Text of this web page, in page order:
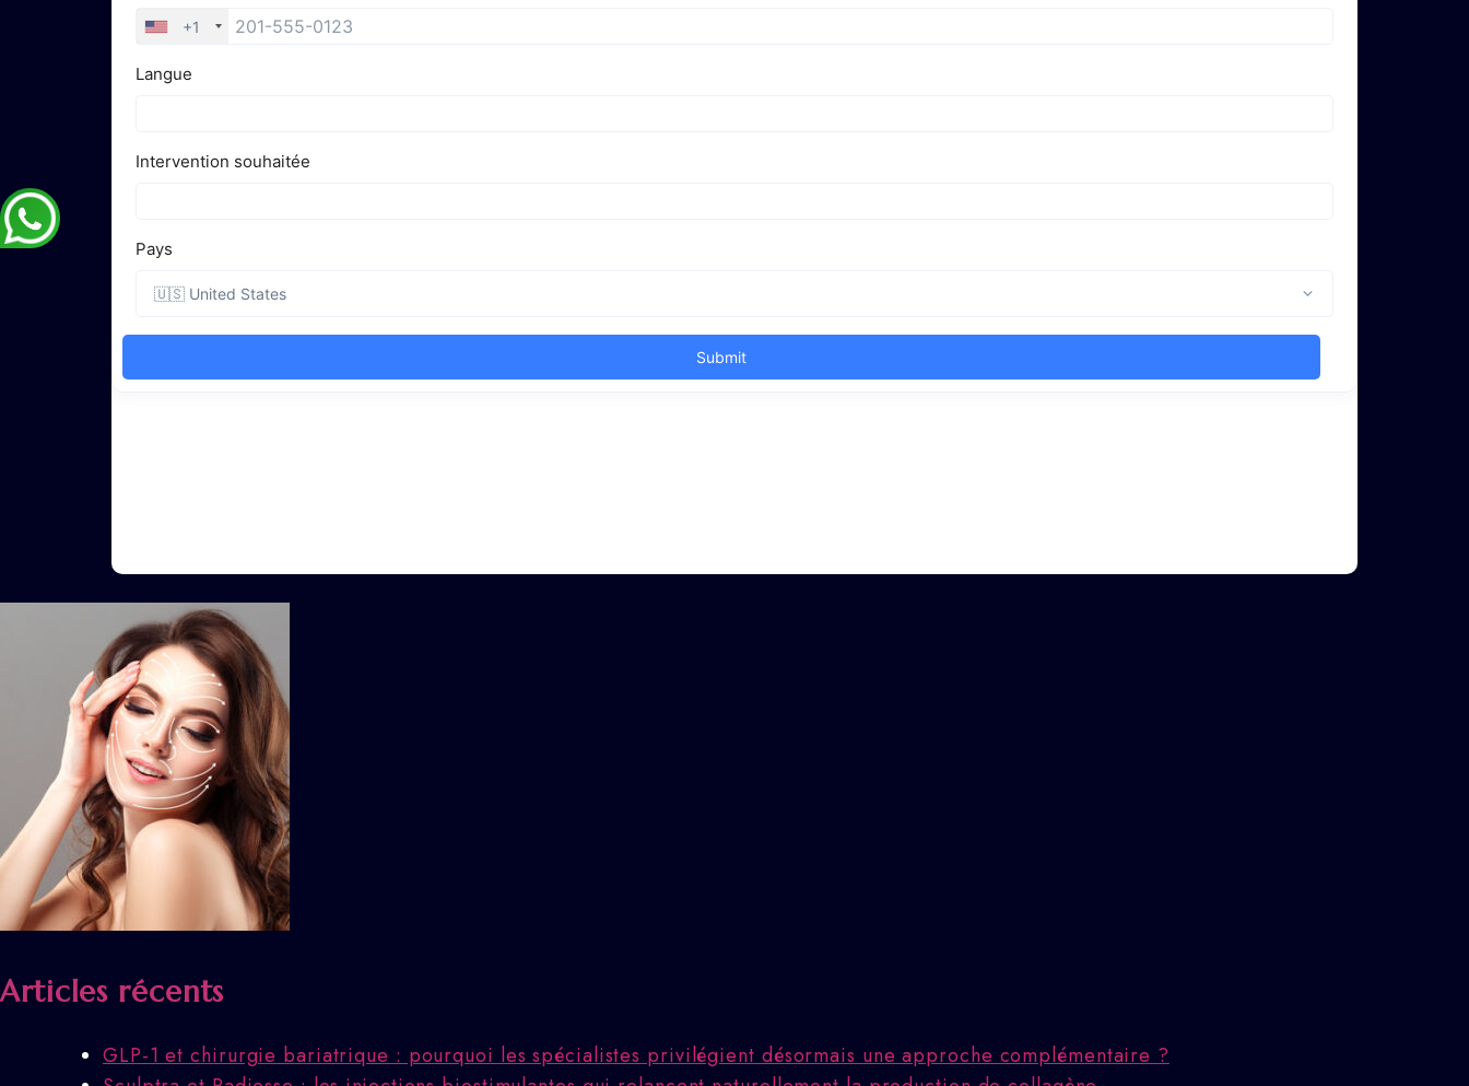
Articles récents
GLP-1 et chirurgie bariatrique : pourquoi les spécialistes privilégient désormais une approche complémentaire ?